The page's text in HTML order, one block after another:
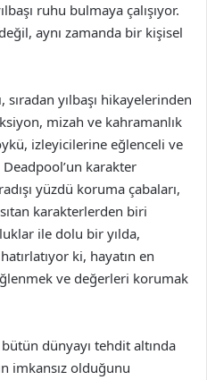
ruhu bulmaya çalışıyor.
aynı zamanda bir kişisel
sıradan yılbaşı hikayelerinden
mizah ve kahramanlık
izleyicilerine eğlenceli ve
karakter
yüzdü koruma çabaları,
karakterlerden biri
ile dolu bir yılda,
ki, hayatın en
ve değerleri korumak
dünyayı tehdit altında
imkansız olduğunu